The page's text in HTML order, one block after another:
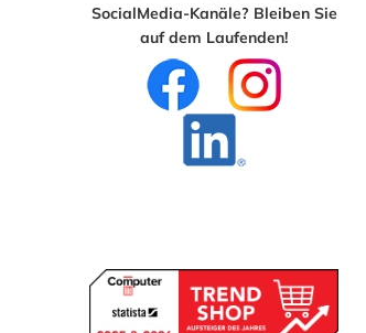
SocialMedia-Kanäle? Bleiben Sie
auf dem Laufenden!